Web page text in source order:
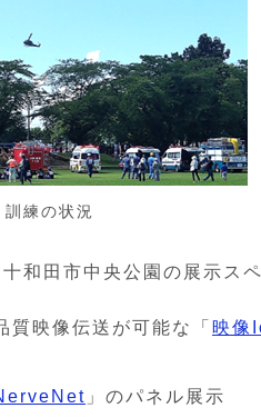
訓練の状況
和田市中央公園の展示ス
映像伝送が可能な「 映像
」のパネル展示